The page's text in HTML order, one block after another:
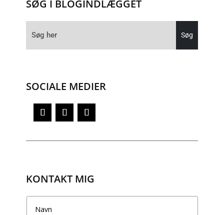
SØG I BLOGINDLÆGGET
SOCIALE MEDIER
KONTAKT MIG